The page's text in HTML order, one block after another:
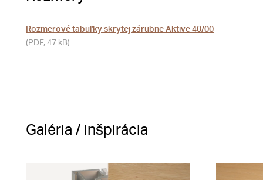
Rozmerové tabuľky skrytej zárubne Aktive 40/00
(PDF, 47 kB)
Galéria / inšpirácia